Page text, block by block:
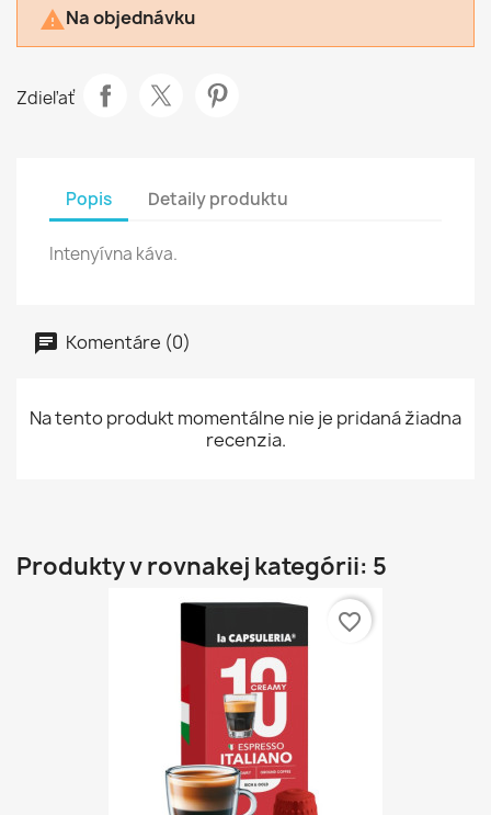
Na objednávku
Zdieľať
Popis Detaily produktu
Intenyívna káva.
Komentáre (0)
Na tento produkt momentálne nie je pridaná žiadna
recenzia.
Produkty v rovnakej kategórii: 5
favorite_border